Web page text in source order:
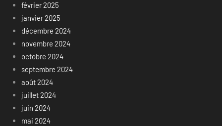
février 2025
janvier 2025
décembre 2024
novembre 2024
octobre 2024
septembre 2024
août 2024
juillet 2024
juin 2024
mai 2024